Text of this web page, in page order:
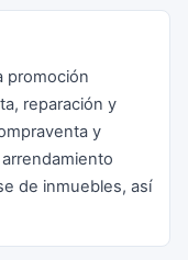
promoción
reparación y
y
de inmuebles, así